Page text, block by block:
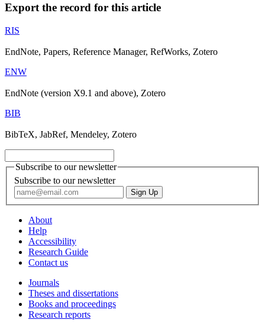
Export the record for this article
RIS
EndNote, Papers, Reference Manager, RefWorks, Zotero
ENW
EndNote (version X9.1 and above), Zotero
BIB
BibTeX, JabRef, Mendeley, Zotero
Subscribe to our newsletter
Subscribe to our newsletter
About
Help
Accessibility
Research Guide
Contact us
Journals
Theses and dissertations
Books and proceedings
Research reports